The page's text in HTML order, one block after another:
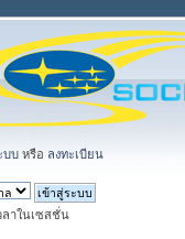
บบ หรือ ลงทะเบียน
ลาในเซสชั่น